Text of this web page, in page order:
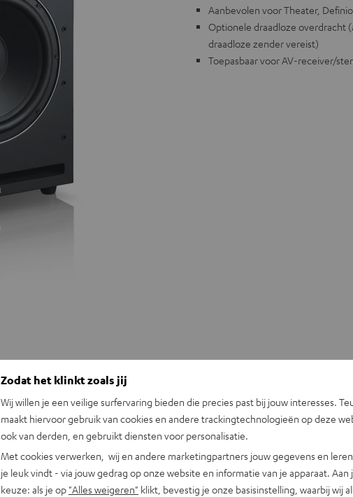
Aanbevolen voor Theater,
Optionele draadloze overdracht
draadloze zender vereist)
Toepasbaar voor AV-receiver/
+31 (0)20 8083195
Zodat het klinkt zoals jij
Wij willen je een veilige surfervaring bieden die precies past bij jouw interesses.
maakt hiervoor gebruik van cookies en andere trackingtechnologieën op deze
ook van derden, en gebruikt diensten voor personalisatie.
Met cookies verwerken, wij en andere marketingpartners jouw gegevens en
je leuk vindt - via jouw gedrag op onze website en informatie van je apparaat. Aan
keuze: als je op "Alles weigeren" klikt, bevestig je onze basisinstelling, waarbij wij